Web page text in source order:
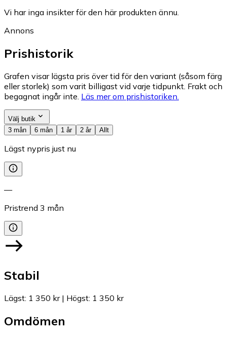
Vi har inga insikter för den här produkten ännu.
Annons
Prishistorik
Grafen visar lägsta pris över tid för den variant (såsom färg
eller storlek) som varit billigast vid varje tidpunkt. Frakt och
begagnat ingår inte. Läs mer om prishistoriken.
Välj butik
3 mån
6 mån 1 år 2 år Allt
Lägst nypris just nu
—
Pristrend 3 mån
Stabil
Lägst: 1 350 kr| Högst: 1 350 kr
Omdömen